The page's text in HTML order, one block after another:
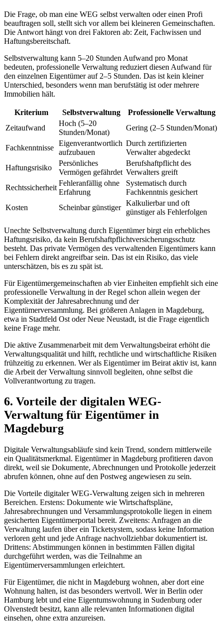
Die Frage, ob man eine WEG selbst verwalten oder einen Profi
beauftragen soll, stellt sich vor allem bei kleineren Gemeinschaften.
Die Antwort hängt von drei Faktoren ab: Zeit, Fachwissen und
Haftungsbereitschaft.
Selbstverwaltung kann 5–20 Stunden Aufwand pro Monat
bedeuten, professionelle Verwaltung reduziert diesen Aufwand für
den einzelnen Eigentümer auf 2–5 Stunden. Das ist kein kleiner
Unterschied, besonders wenn man berufstätig ist oder mehrere
Immobilien hält.
Kriterium Selbstverwaltung
Professionelle Verwaltung
Zeitaufwand
Hoch (5–20
Stunden/Monat)
Gering (2–5 Stunden/Monat)
Fachkenntnisse
Eigenverantwortlich
aufzubauen
Durch zertifizierten
Verwalter abgedeckt
Haftungsrisiko
Persönliches
Vermögen gefährdet
Berufshaftpflicht des
Verwalters greift
Rechtssicherheit
Fehleranfällig ohne
Erfahrung
Systematisch durch
Fachkenntnis gesichert
Kosten
Scheinbar günstiger
Kalkulierbar und oft
günstiger als Fehlerfolgen
Unechte Selbstverwaltung durch Eigentümer birgt ein erhebliches
Haftungsrisiko, da kein Berufshaftpflichtversicherungsschutz
besteht. Das private Vermögen des verwaltenden Eigentümers kann
bei Fehlern direkt angreifbar sein. Das ist ein Risiko, das viele
unterschätzen, bis es zu spät ist.
Für Eigentümergemeinschaften ab vier Einheiten empfiehlt sich eine
professionelle Verwaltung in der Regel schon allein wegen der
Komplexität der Jahresabrechnung und der
Eigentümerversammlung. Bei größeren Anlagen in Magdeburg,
etwa in Stadtfeld Ost oder Neue Neustadt, ist die Frage eigentlich
keine Frage mehr.
Die aktive Zusammenarbeit mit dem Verwaltungsbeirat erhöht die
Verwaltungsqualität und hilft, rechtliche und wirtschaftliche Risiken
frühzeitig zu erkennen. Wer als Eigentümer im Beirat aktiv ist, kann
die Arbeit der Verwaltung sinnvoll begleiten, ohne selbst die
Vollverantwortung zu tragen.
6. Vorteile der digitalen WEG-
Verwaltung für Eigentümer in
Magdeburg
Digitale Verwaltungsabläufe sind kein Trend, sondern mittlerweile
ein Qualitätsmerkmal. Eigentümer in Magdeburg profitieren davon
direkt, weil sie Dokumente, Abrechnungen und Protokolle jederzeit
abrufen können, ohne auf den Postweg angewiesen zu sein.
Die Vorteile digitaler WEG-Verwaltung zeigen sich in mehreren
Bereichen. Erstens: Dokumente wie Wirtschaftspläne,
Jahresabrechnungen und Versammlungsprotokolle liegen in einem
gesicherten Eigentümerportal bereit. Zweitens: Anfragen an die
Verwaltung laufen über ein Ticketsystem, sodass keine Information
verloren geht und jede Anfrage nachvollziehbar dokumentiert ist.
Drittens: Abstimmungen können in bestimmten Fällen digital
durchgeführt werden, was die Teilnahme an
Eigentümerversammlungen erleichtert.
Für Eigentümer, die nicht in Magdeburg wohnen, aber dort eine
Wohnung halten, ist das besonders wertvoll. Wer in Berlin oder
Hamburg lebt und eine Eigentumswohnung in Sudenburg oder
Olvenstedt besitzt, kann alle relevanten Informationen digital
einsehen, ohne extra anzureisen.